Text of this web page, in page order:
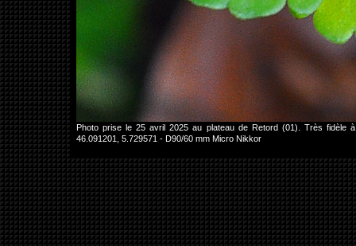
Photo prise le 25 avril 2025 au plateau de Retord (01). Très fidèle
46.091201, 5.729571 - D90/60 mm Micro Nikkor